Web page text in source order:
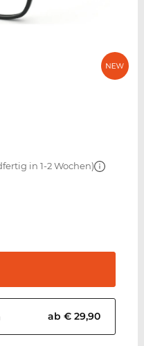
in 1-2 Wochen)
ab € 29,90